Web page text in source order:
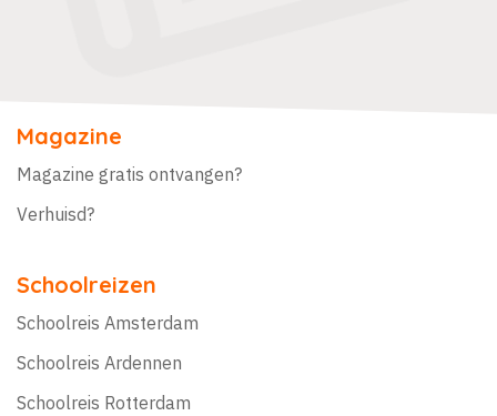
Magazine
Magazine gratis ontvangen?
Verhuisd?
Schoolreizen
Schoolreis Amsterdam
Schoolreis Ardennen
Schoolreis Rotterdam